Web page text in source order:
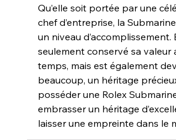
Qu’elle soit portée par une
chef d’entreprise, la
un niveau d’accomplissement.
seulement conservé sa valeur
temps, mais est également
beaucoup, un héritage
posséder une Rolex
embrasser un héritage
laisser une empreinte dans le